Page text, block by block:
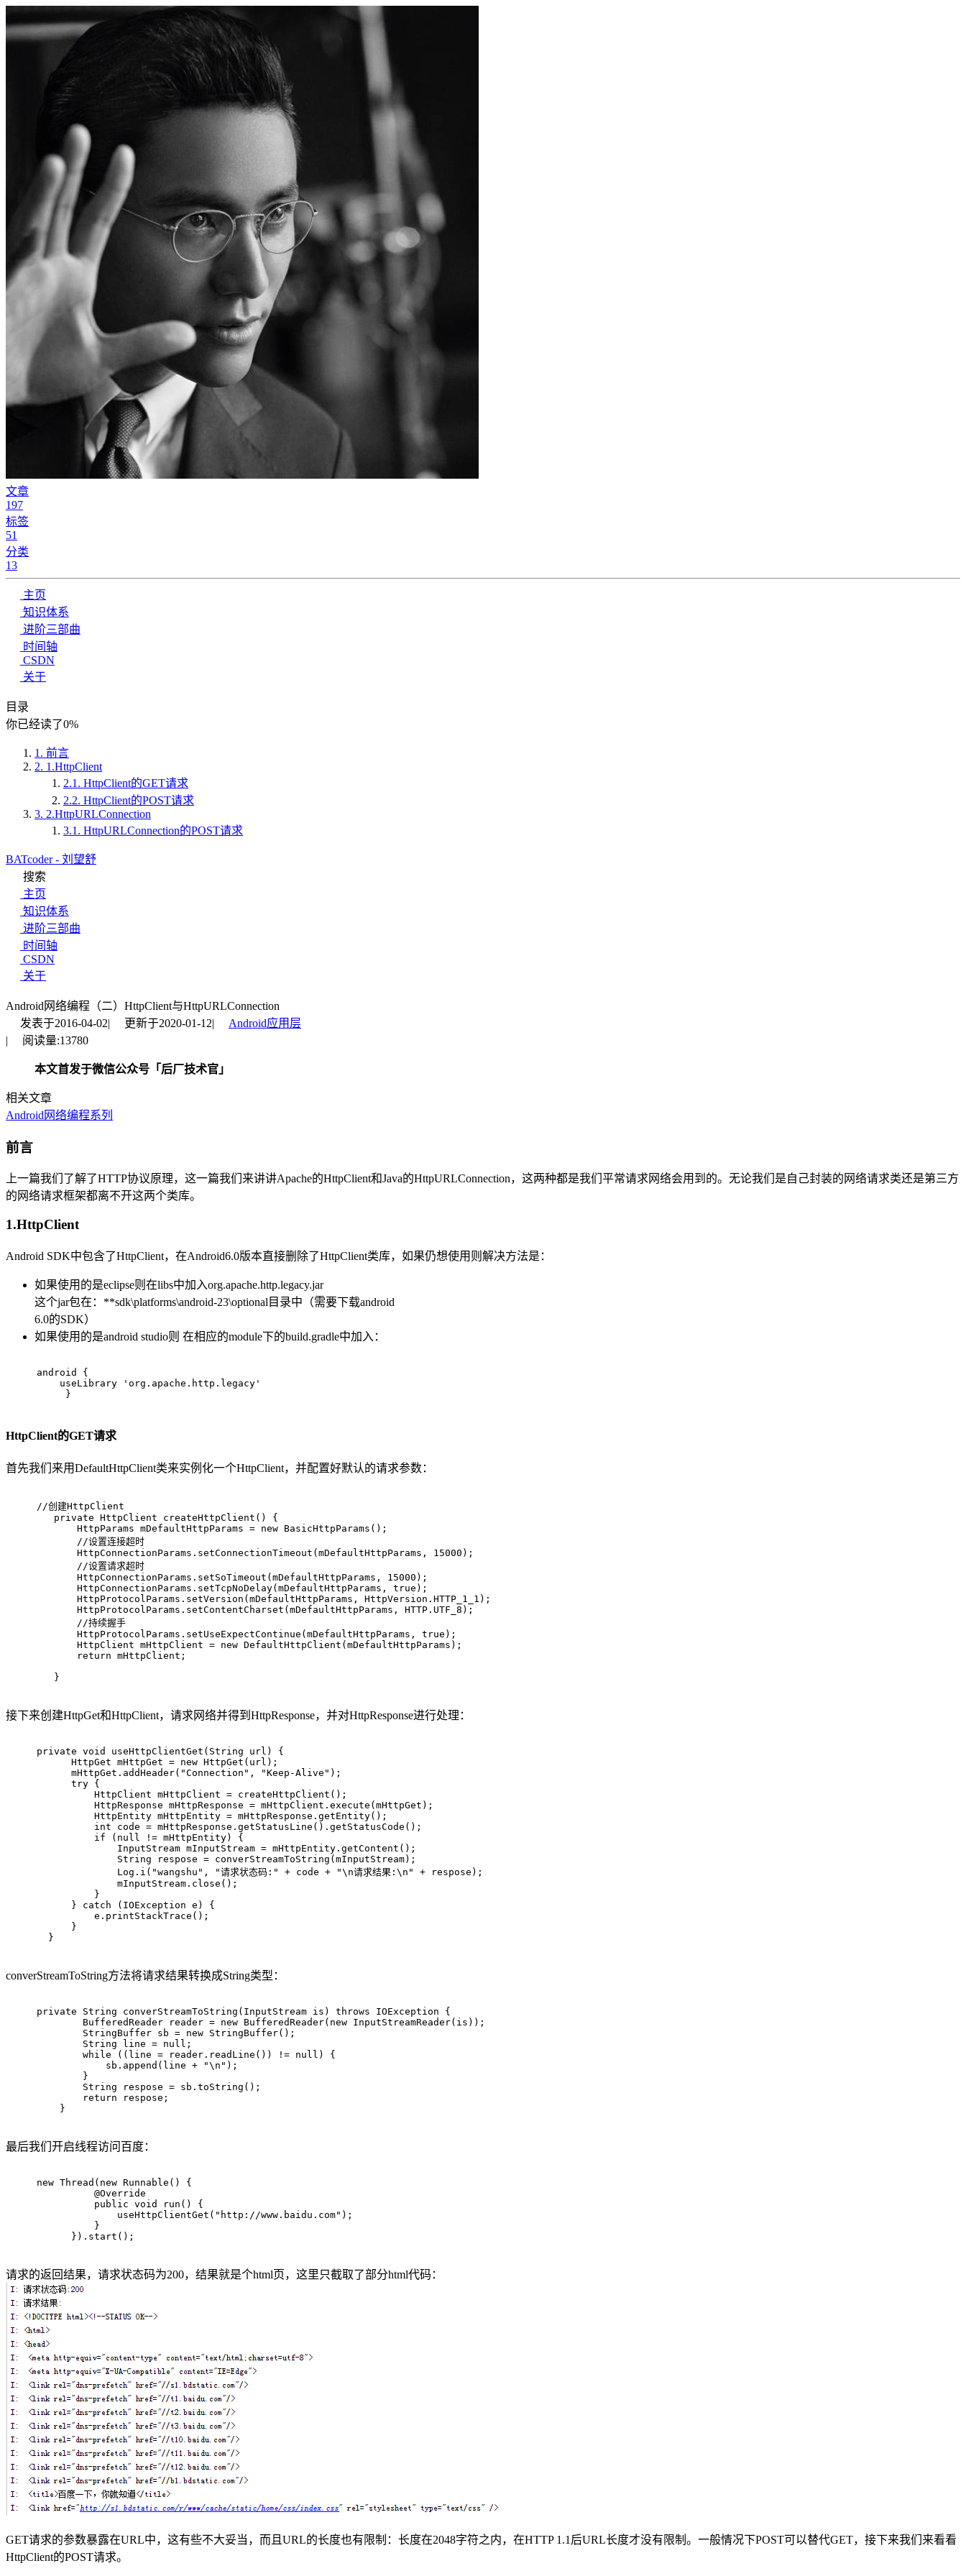
文章
197
标签
51
分类
13
主页
知识体系
进阶三部曲
时间轴
CSDN
关于
目录
你已经读了0%
1. 前言
2. 1.HttpClient
2.1. HttpClient的GET请求
2.2. HttpClient的POST请求
3. 2.HttpURLConnection
3.1. HttpURLConnection的POST请求
BATcoder - 刘望舒
搜索
主页
知识体系
进阶三部曲
时间轴
CSDN
关于
Android网络编程（二）HttpClient与HttpURLConnection
发表于2016-04-02| 更新于2020-01-12|
Android应用层
|
阅读量:13780
本文首发于微信公众号「后厂技术官」
相关文章
Android网络编程系列
前言
上一篇我们了解了HTTP协议原理，这一篇我们来讲讲Apache的HttpClient和Java的HttpURLConnection，这两种都是我们平常请求网络会用到的。无论我们是自己封装的网络请求类还是第三方
的网络请求框架都离不开这两个类库。
1.HttpClient
Android SDK中包含了HttpClient，在Android6.0版本直接删除了HttpClient类库，如果仍想使用则解决方法是：
如果使用的是eclipse则在libs中加入org.apache.http.legacy.jar
这个jar包在：**sdk\platforms\android-23\optional目录中（需要下载android
6.0的SDK）
如果使用的是android studio则 在相应的module下的build.gradle中加入：
android {
    useLibrary
'org.apache.http.legacy'
     }
HttpClient的GET请求
首先我们来用DefaultHttpClient类来实例化一个HttpClient，并配置好默认的请求参数：
//创建HttpClient
private HttpClient createHttpClient ()
{
       HttpParams mDefaultHttpParams =
new BasicHttpParams();
//设置连接超时
       HttpConnectionParams.setConnectionTimeout(mDefaultHttpParams,
15000 );
//设置请求超时
       HttpConnectionParams.setSoTimeout(mDefaultHttpParams,
15000 );
       HttpConnectionParams.setTcpNoDelay(mDefaultHttpParams,
true );
       HttpProtocolParams.setVersion(mDefaultHttpParams, HttpVersion.HTTP_1_1);
       HttpProtocolParams.setContentCharset(mDefaultHttpParams, HTTP.UTF_8);
//持续握手
       HttpProtocolParams.setUseExpectContinue(mDefaultHttpParams,
true );
       HttpClient mHttpClient =
new DefaultHttpClient(mDefaultHttpParams);
return mHttpClient;
   }
接下来创建HttpGet和HttpClient，请求网络并得到HttpResponse，并对HttpResponse进行处理：
private void useHttpClientGet (String url)
{
      HttpGet mHttpGet =
new HttpGet(url);
      mHttpGet.addHeader(
"Connection" , "Keep-Alive" );
try {
          HttpClient mHttpClient = createHttpClient();
          HttpResponse mHttpResponse = mHttpClient.execute(mHttpGet);
          HttpEntity mHttpEntity = mHttpResponse.getEntity();
int code = mHttpResponse.getStatusLine().getStatusCode();
if ( null != mHttpEntity) {
              InputStream mInputStream = mHttpEntity.getContent();
              String respose = converStreamToString(mInputStream);
              Log.i(
"wangshu" , "请求状态码:" + code + "\n请求结果:\n"
+ respose);
              mInputStream.close();
          }
      }
catch (IOException e) {
          e.printStackTrace();
      }
  }
converStreamToString方法将请求结果转换成String类型：
private String converStreamToString (InputStream is) throws IOException {
        BufferedReader reader =
new BufferedReader( new InputStreamReader(is));
        StringBuffer sb =
new StringBuffer();
        String line =
null ;
while ((line = reader.readLine()) != null ) {
            sb.append(line +
"\n" );
        }
        String respose = sb.toString();
return respose;
    }
最后我们开启线程访问百度：
new Thread( new Runnable() {
@Override
public void run ()
{
              useHttpClientGet(
"http://www.baidu.com" );
          }
      }).start();
请求的返回结果，请求状态码为200，结果就是个html页，这里只截取了部分html代码：
GET请求的参数暴露在URL中，这有些不大妥当，而且URL的长度也有限制：长度在2048字符之内，在HTTP 1.1后URL长度才没有限制。一般情况下POST可以替代GET，接下来我们来看看
HttpClient的POST请求。